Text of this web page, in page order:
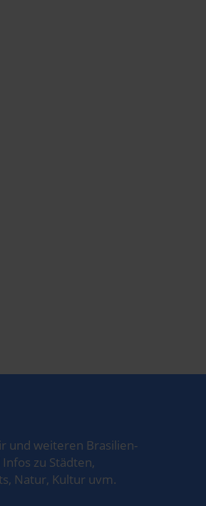
und weiteren Brasilien-
zu Städten,
Natur, Kultur uvm.